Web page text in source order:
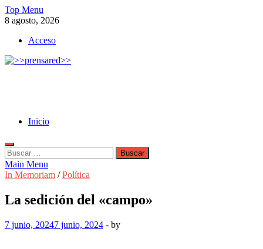
Skip
to
Top Menu
8 agosto, 2026
Acceso
Inicio
Buscar:
Main Menu
In Memoriam /Política
La sedición del «campo»
7 junio, 20247 junio, 2024 - by